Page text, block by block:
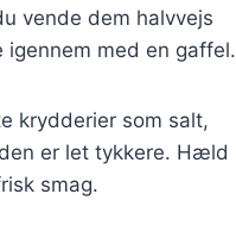
vende dem halvvejs
med en gaffel.
krydderier som salt,
er let tykkere. Hæld
smag.